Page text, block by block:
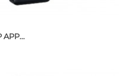
APP...